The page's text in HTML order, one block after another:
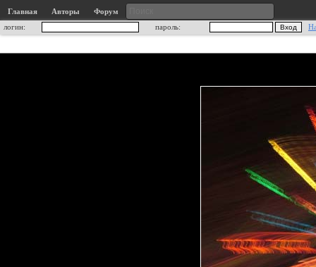
Главная Авторы
Форум
логин:
пароль: